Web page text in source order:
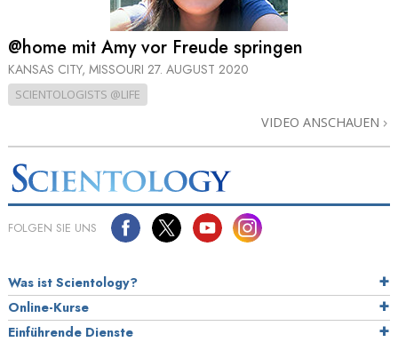
@home mit Amy vor Freude springen
KANSAS CITY, MISSOURI 27. AUGUST 2020
SCIENTOLOGISTS @LIFE
VIDEO ANSCHAUEN
FOLGEN SIE UNS
Was ist Scientology?
Online-Kurse
Einführende Dienste